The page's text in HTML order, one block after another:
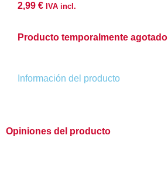
2,99 € IVA incl.
Producto temporalmente agotado
Información del producto
Opiniones del producto